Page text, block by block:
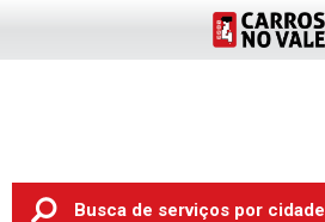
Busca de serviços por cidade